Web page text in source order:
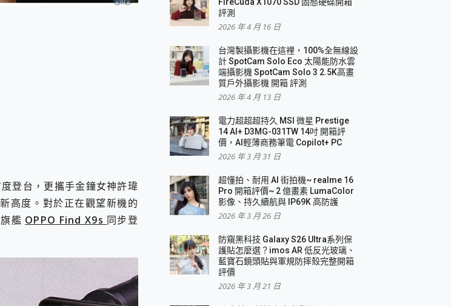
MD272UPSW 27型」 4K IPS 輕薄商用智慧聯網螢幕 開箱 評測
電 開箱 評測
5G 遊戲戰鬥值爆表，效能x娛樂全都要！
一起搞定 ONPRO MagReact™ M3 3 in 1可攜摺疊無線充電器 開箱 評測
感配戴! 超穩超服貼，音質、通話也很優質
分子篩洗脫烘 AI 滾筒洗衣機
Station 掌機專屬擴充底座 開箱 評測
串流盒 開箱 評測
X200 就是這麼好拍
人聲 人聲 音樂分離 2024 消除人聲推薦
物獵人 Now飛人 ios教學 不出門也可以到處走
CUKTECH 酷態科 300W 微型充電站 開箱 評測
Recovery Wizard Free 18.0.0 業界最好的資料救援軟體
Master 就是這麼簡單
遠更清晰、2日長續航、頂尖影音娛樂效能~
艦手機! 加碼小旗艦 Xiaomi 14 開箱 評測
A1M-026TW 電競掌機
頭、攝影棚級柔光環、拍攝功能最好玩的美拍神機 vivo V30 Pro
電競掌機 開箱 評測
登台，更攜手金鐘女神許瑋
高度。對於正在觀望新機的
艦 OPPO Find X9s 同步登
評測
2026 年 4 月 16 日
台灣製攝影機在這裡，100%全無線設
計 SpotCam Solo Eco 太陽能防水雲
端攝影機 SpotCam Solo 3 2.5K高畫
質戶外攝影機 開箱 評測
2026 年 4 月 13 日
電力超超超持久 MSI 微星 Prestige
14 AI+ D3MG-031TW 14吋 開箱評
價，AI輕薄商務筆電 Copilot+ PC
2026 年 3 月 31 日
超懂拍、耐用 AI 街拍機~ realme 16
Pro 開箱評價~ 2 億畫素 LumaColor
影像、持久續航與 IP69K 高防護
2026 年 3 月 26 日
防窺黑科技 Galaxy S26 Ultra系列保
護貼怎麼選？imos AR 低反光玻璃、
藍寶石鏡頭貼與軍規防摔殼完整開箱
評價
2026 年 3 月 21 日